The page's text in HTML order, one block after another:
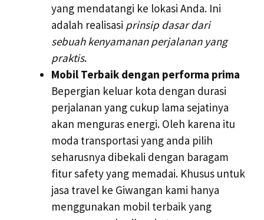
yang mendatangi ke lokasi Anda. Ini
adalah realisasi prinsip dasar dari
sebuah kenyamanan perjalanan yang
praktis.
Mobil Terbaik dengan performa prima
Bepergian keluar kota dengan durasi
perjalanan yang cukup lama sejatinya
akan menguras energi. Oleh karena itu
moda transportasi yang anda pilih
seharusnya dibekali dengan baragam
fitur safety yang memadai. Khusus untuk
jasa travel ke Giwangan kami hanya
menggunakan mobil terbaik yang